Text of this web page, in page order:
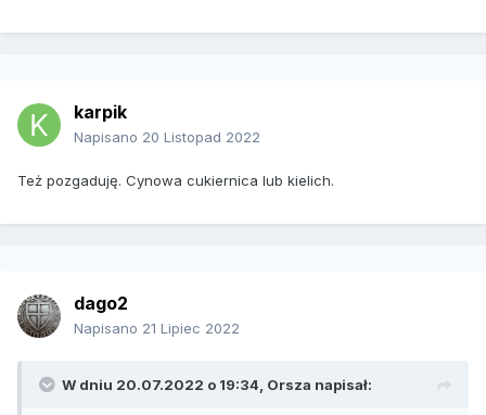
karpik
Napisano 20 Listopad 2022
Też pozgaduję. Cynowa cukiernica lub kielich.
dago2
Napisano 21 Lipiec 2022
W dniu 20.07.2022 o 19:34, Orsza napisał: